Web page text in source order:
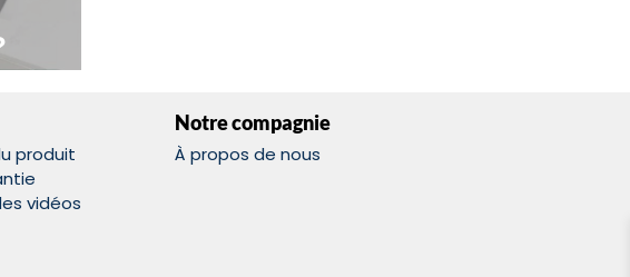
produit
vidéos
Notre compagnie
À propos de nous